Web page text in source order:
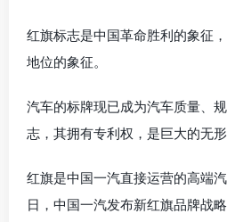
红旗标志是中国革命胜利的象征
地位的象征。
汽车的标牌现已成为汽车质量、
志，其拥有专利权，是巨大的无形
红旗是中国一汽直接运营的高端
日，中国一汽发布新红旗品牌战